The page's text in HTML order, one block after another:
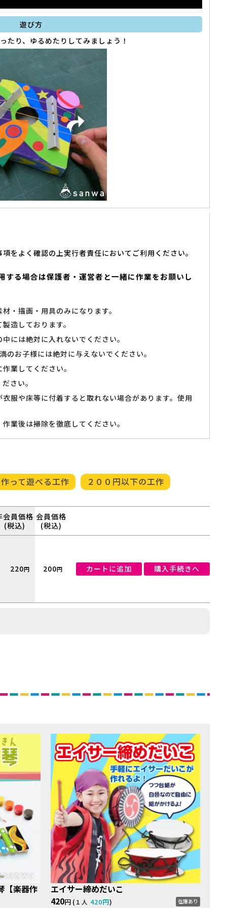
遊び方
たり、ゆるめたりしてみましょう！
をよく確認の上実行者責任においてご利用ください。
する場合は保護者・運営者と一緒に作業をお願いし
・描画・用具のみになります。
造しております。
には絶対に入れないでください。
のお子様には絶対に与えないでください。
業してください。
さい。
服や床等に付着すると取れない場合があります。使用
業後は掃除を徹底してください。
作って遊べる工作 ２００円以下の工作
会員価格
(税込)
会員価格
(税込)
220円 200円 カートに追加 購入手続きへ
【楽器作
エイサー締めだいこ
420円 ( １人 420円) 在庫あり